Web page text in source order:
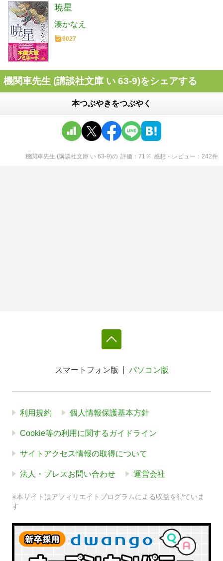
暁星
湊かなえ
9027
機関車先生 (講談社文庫 い 63-9)をシェアする
本つぶやきをつぶやく
機関車先生 (講談社文庫 い 63-9)の 評価 71 ％ 感想・レビュー 242件
スマートフォン版 パソコン版
利用規約 個人情報保護基本方針
Cookie等の利用に関するガイドライン
サイトアクセス情報の取得について
法人・プレスお問い合わせ 運営会社
※本サイトはアフィリエイトプログラムによる収益を得ていま
す